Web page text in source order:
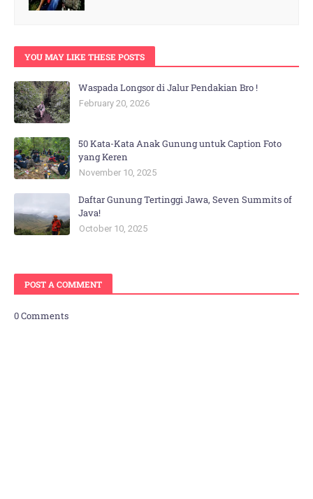
YOU MAY LIKE THESE POSTS
Waspada Longsor di Jalur Pendakian Bro !
February 20, 2026
50 Kata-Kata Anak Gunung untuk Caption Foto
yang Keren
November 10, 2025
Daftar Gunung Tertinggi Jawa, Seven Summits of
Java!
October 10, 2025
POST A COMMENT
0 Comments